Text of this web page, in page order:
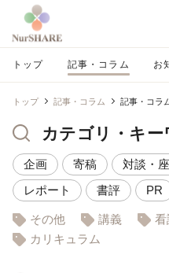
トップ 記事・コラム お
トップ 記事・コラム 記事・コラ
カテゴリ・キー
企画 寄稿 対談・
レポート
書評 PR
その他 講義 看
カリキュラム